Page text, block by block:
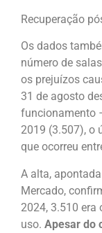
Recuperação
Os dados
número de
os prejuízos
31 de agosto
funcionamento
2019 (3.507), o
que ocorreu
A alta,
Mercado,
2024, 3.510 era
uso. Apesar do